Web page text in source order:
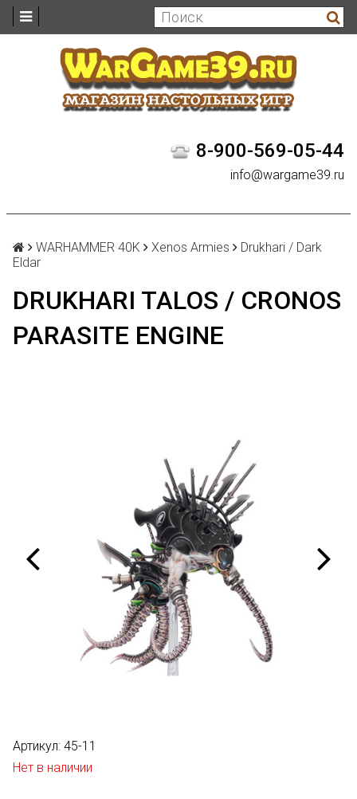
8-900-569-05-44
info@wargame39.ru
WARHAMMER 40K Xenos Armies
Drukhari / Dark
Eldar
DRUKHARI TALOS / CRONOS
PARASITE ENGINE
Артикул: 45-11
Нет в наличии